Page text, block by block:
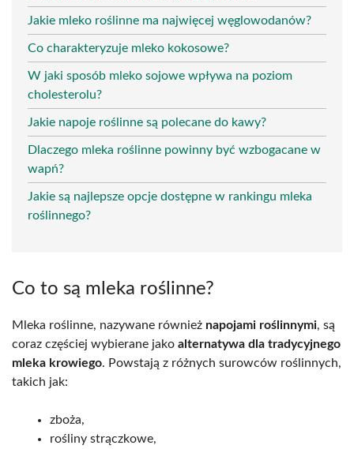
Jakie mleko roślinne ma najwięcej węglowodanów?
Co charakteryzuje mleko kokosowe?
W jaki sposób mleko sojowe wpływa na poziom
cholesterolu?
Jakie napoje roślinne są polecane do kawy?
Dlaczego mleka roślinne powinny być wzbogacane w
wapń?
Jakie są najlepsze opcje dostępne w rankingu mleka
roślinnego?
Co to są mleka roślinne?
Mleka roślinne, nazywane również napojami roślinnymi, są
coraz częściej wybierane jako alternatywa dla tradycyjnego
mleka krowiego. Powstają z różnych surowców roślinnych,
takich jak:
zboża,
rośliny strączkowe,